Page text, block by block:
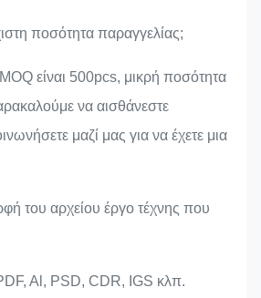
ποσότητα παραγγελίας;
είναι 500pcs, μικρή ποσότητα
να αισθάνεστε
μαζί μας για να έχετε μια
του αρχείου έργο τέχνης που
Al, PSD, CDR, IGS κλπ.